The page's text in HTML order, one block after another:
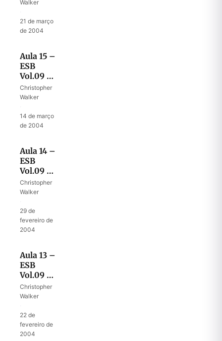
Walker
21 de março
de 2004
Aula 15 –
ESB
Vol.09 –
Primeiro
encontro
e Samuel
Christopher
Walker
14 de março
de 2004
Aula 14 –
ESB
Vol.09 –
A escolha
de Saul
Christopher
Walker
29 de
fevereiro de
2004
Aula 13 –
ESB
Vol.09 –
Rejeitando
o reinado
Christopher
Walker
22 de
fevereiro de
2004